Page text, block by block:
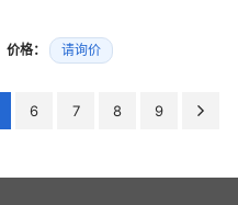
价格： 请询价
6 7 8 9